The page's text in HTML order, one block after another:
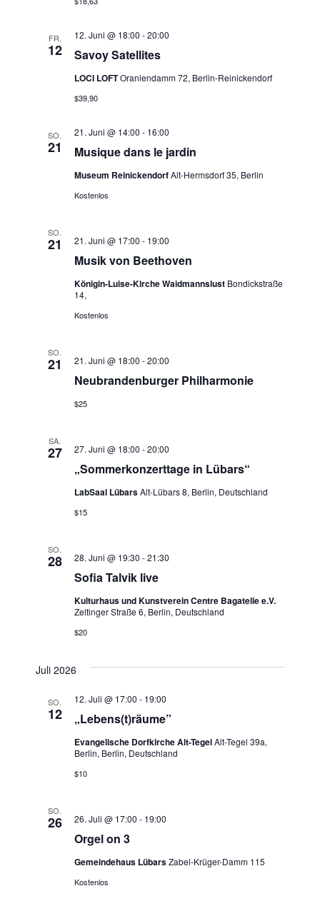
u
e
c
u
A
n
e
,
i
n
FR.
12 Savoy Satellites
12. Juni @ 18:00 -20:00
LOCI LOFTOraniendamm 72, Berlin-Reinickendorf
$39,90
SO.
21 Musique dans le jardin
21. Juni @ 14:00 - 16:00
Museum ReinickendorfAlt-Hermsdorf 35, Berlin
Kostenlos
SO.
21
Musik von Beethoven
21. Juni @ 17:00 - 19:00
Königin-Luise-Kirche Waidmannslust Bondickstraße
14,
Kostenlos
SO.
21
Neubrandenburger Philharmonie
21. Juni @ 18:00 -20:00
$25
SA.
27
„Sommerkonzerttage in Lübars“
27. Juni @ 18:00 -20:00
LabSaal LübarsAlt-Lübars 8, Berlin, Deutschland
$15
SO.
28
Sofia Talvik live
28. Juni @ 19:30 -21:30
Kulturhaus und Kunstverein Centre Bagatelle e.V.
Zeltinger Straße 6, Berlin, Deutschland
$20
Juli 2026
SO.
12 „Lebens(t)räume”
12. Juli @ 17:00 - 19:00
Evangelische Dorfkirche Alt-TegelAlt-Tegel 39a,
Berlin, Berlin, Deutschland
$10
SO.
26
Orgel on 3
26. Juli @ 17:00 - 19:00
Gemeindehaus LübarsZabel-Krüger-Damm 115
Kostenlos